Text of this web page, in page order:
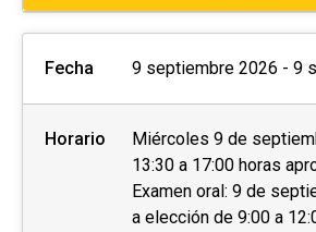
Fecha 9 septiembre 2026 - 9
Horario
Miércoles 9 de
13:30 a 17:00 horas
Examen oral: 9 de
a elección de 9:00 a